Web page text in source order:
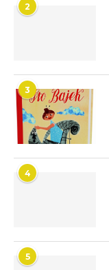
2
3
4
5